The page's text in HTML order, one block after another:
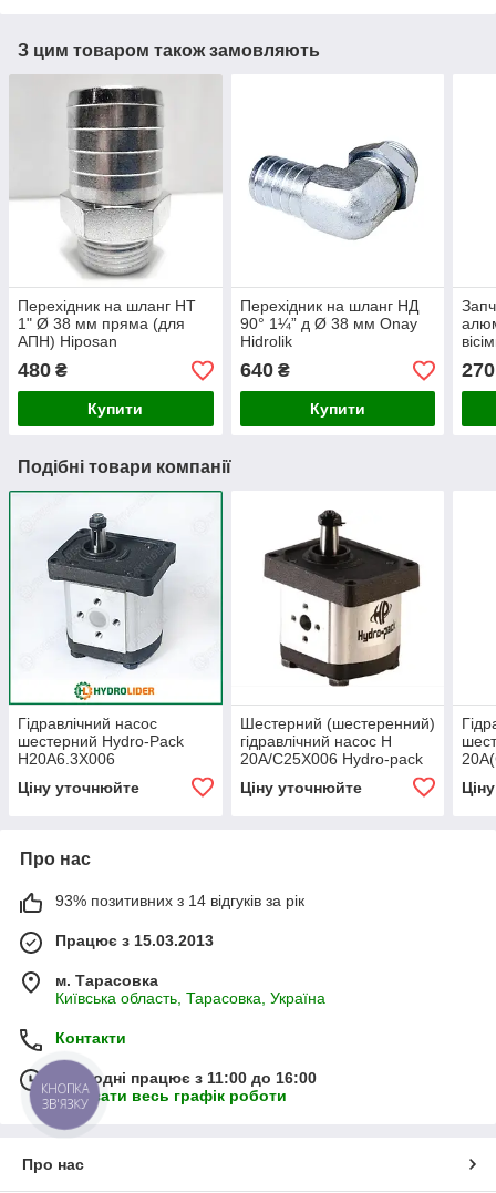
З цим товаром також замовляють
Перехідник на шланг НТ
1" Ø 38 мм пряма (для
АПН) Hiposan
480 ₴
Купити
Перехідник на шланг НД
90° 1¼” д Ø 38 мм Onay
Hidrolik
640₴
Купити
270
Подібні товари компанії
Гідравлічний насос
шестерний Hydro-Pack
H20A6.3X006
Ціну уточнюйте
Шестерний (шестеренний)
гідравлічний насос H
20A/C25X006 Hydro-pack
Ціну уточнюйте
Про нас
93% позитивних з 14 відгуків за рік
Працює з 15.03.2013
м. Тарасовка
Київська область, Тарасовка, Україна
Контакти
Сьогодні працює з 11:00 до 16:00
Показати весь графік роботи
Про нас
КНОПКА
ЗВ'ЯЗКУ